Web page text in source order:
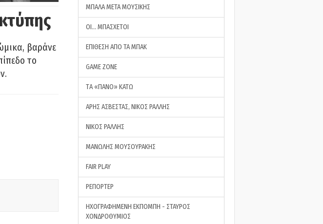
βαράνε
το
ΜΠΑΛΑ ΜΕΤΑ ΜΟΥΣΙΚΗΣ
ΟΙ… ΜΠΑΣΧΕΤΟΙ
ΕΠΙΘΕΣΗ ΑΠΟ ΤΑ ΜΠΑΚ
GAME ZONE
ΤA «ΠΑΝΟ» ΚΑΤΩ
ΑΡΗΣ ΑΣΒΕΣΤΑΣ, ΝΙΚΟΣ ΡΑΛΛΗΣ
ΝΙΚΟΣ ΡΑΛΛΗΣ
ΜΑΝΩΛΗΣ ΜΟΥΣΟΥΡΑΚΗΣ
FAIR PLAY
ΡΕΠΟΡΤΕΡ
ΗΧΟΓΡΑΦΗΜΕΝΗ ΕΚΠΟΜΠΗ - ΣΤΑΥΡΟΣ
ΧΟΝΔΡΟΘΥΜΙΟΣ